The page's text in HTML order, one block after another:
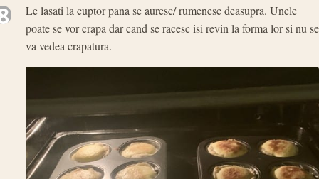
Le lasati la cuptor pana se auresc/ rumenesc deasupra. Unele
poate se vor crapa dar cand se racesc isi revin la forma lor si nu se
va vedea crapatura.